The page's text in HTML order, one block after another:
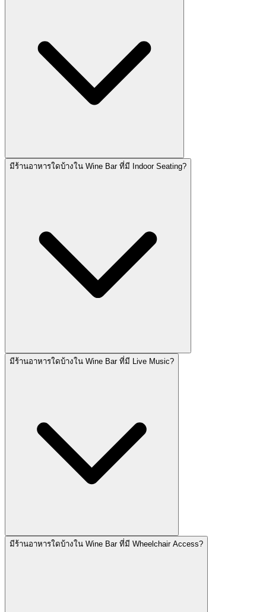
มีร้านอาหารใดบ้างใน Wine Bar ที่มี Indoor Seating?
มีร้านอาหารใดบ้างใน Wine Bar ที่มี Live Music?
มีร้านอาหารใดบ้างใน Wine Bar ที่มี Wheelchair Access?